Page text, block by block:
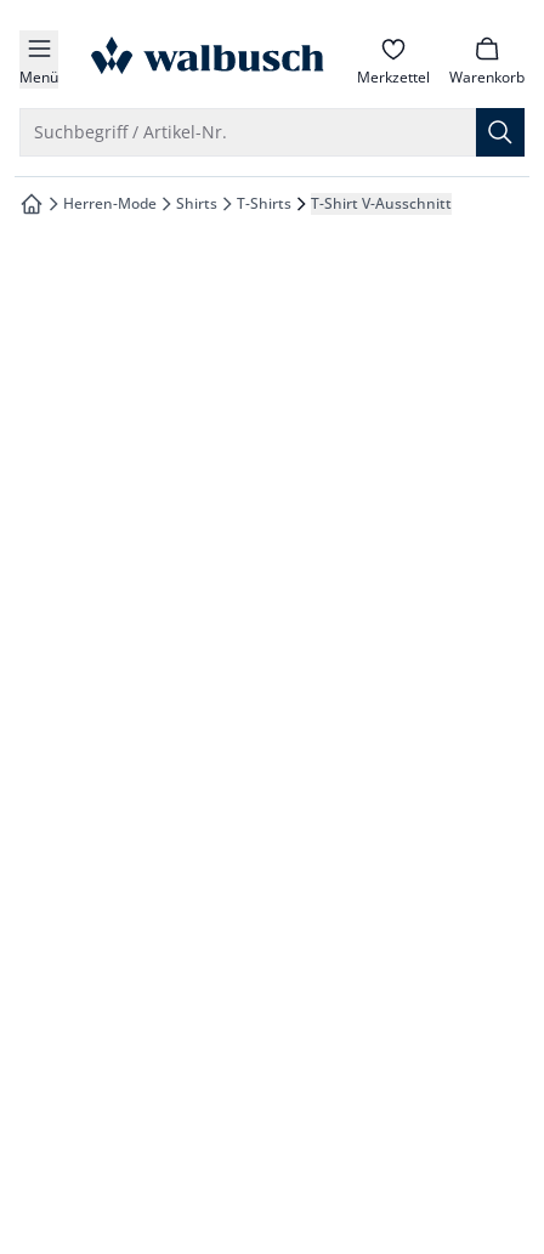
springen
springen
springen
springen
Menü zur Startseite Merkzettel Warenkorb
Suchbegriff / Artikel-Nr.
zur Startseite
Herren-Mode Shirts T-Shirts T-Shirt V-Ausschnitt